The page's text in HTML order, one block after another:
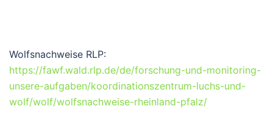
Wolfsnachweise RLP:
https://fawf.wald.rlp.de/de/forschung-und-monitoring-
unsere-aufgaben/koordinationszentrum-luchs-und-
wolf/wolf/wolfsnachweise-rheinland-pfalz/